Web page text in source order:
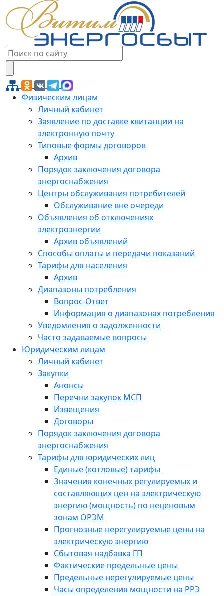
Физическим лицам
Личный кабинет
Заявление по доставке квитанции на
электронную почту
Типовые формы договоров
Архив
Порядок заключения договора
энергоснабжения
Центры обслуживания потребителей
Обслуживание вне очереди
Объявления об отключениях
электроэнергии
Архив объявлений
Способы оплаты и передачи показаний
Тарифы для населения
Архив
Диапазоны потребления
Вопрос-Ответ
Информация о диапазонах потребления
Уведомления о задолженности
Часто задаваемые вопросы
Юридическим лицам
Личный кабинет
Закупки
Анонсы
Перечни закупок МСП
Извещения
Договоры
Порядок заключения договора
энергоснабжения
Тарифы для юридических лиц
Единые (котловые) тарифы
Значения конечных регулируемых и
составляющих цен на электрическую
энергию (мощность) по неценовым
зонам ОРЭМ
Прогнозные нерегулируемые цены на
электрическую энергию
Сбытовая надбавка ГП
Фактические предельные цены
Предельные нерегулируемые цены
Часы определения мощности на РРЭ